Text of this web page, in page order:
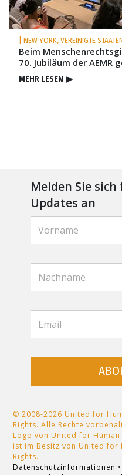
| NEW YORK, VEREINIGTE
Beim
70. Jubiläum der AEMR
MEHR LESEN ▶
Melden Sie
Updates an
© 2008-2026 United for
Rights. Alle Rechte
Logo von United for Human
ist im Besitz von United for
Rights.
Datenschutzinformationen •